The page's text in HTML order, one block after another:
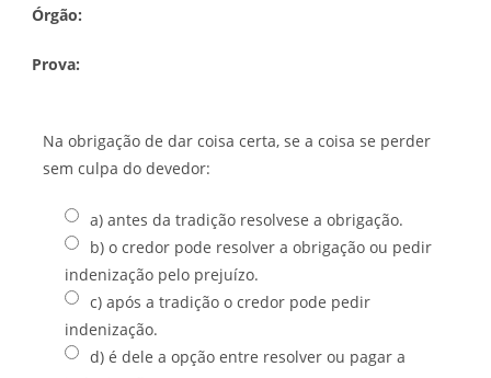
Órgão:
Prova:
Na obrigação de dar coisa certa, se a coisa se perder
sem culpa do devedor:
a) antes da tradição resolvese a obrigação.
b) o credor pode resolver a obrigação ou pedir
indenização pelo prejuízo.
c) após a tradição o credor pode pedir
indenização.
d) é dele a opção entre resolver ou pagar a